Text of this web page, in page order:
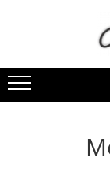
Toate
Baterii
AA, AAA, 9V